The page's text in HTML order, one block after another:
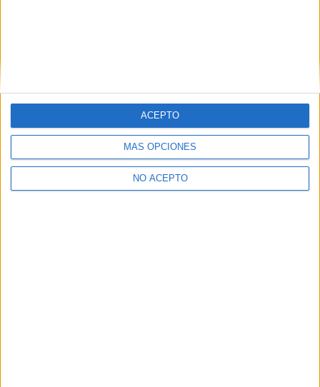
MÁS OPCIONES
NO ACEPTO
ACEPTO
Y como regalo de agradecimiento, por registrarte te daremos
gratis una copia de nuestro ebook con 100 consejos para tu
primer año de universidad